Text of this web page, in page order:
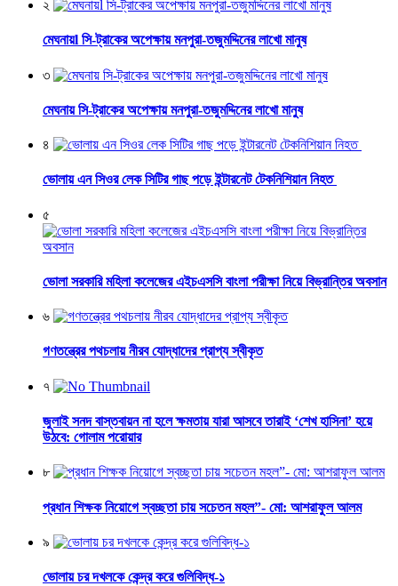
২
মেঘনায়l সি-ট্রাকের অপেক্ষায় মনপুরা-তজুমদ্দিনের লাখো মানুষ
৩
মেঘনায় সি-ট্রাকের অপেক্ষায় মনপুরা-তজুমদ্দিনের লাখো মানুষ
৪
ভোলায় এন সিওর লেক সিটির গাছ পড়ে ইন্টারনেট টেকনিশিয়ান নিহত
৫
ভোলা সরকারি মহিলা কলেজের এইচএসসি বাংলা পরীক্ষা নিয়ে বিভ্রান্তির অবসান
৬
গণতন্ত্রের পথচলায় নীরব যোদ্ধাদের প্রাপ্য স্বীকৃত
৭
জুলাই সনদ বাস্তবায়ন না হলে ক্ষমতায় যারা আসবে তারাই ‘শেখ হাসিনা’ হয়ে
উঠবে: গোলাম পরোয়ার
৮
প্রধান শিক্ষক নিয়োগে স্বচ্ছতা চায় সচেতন মহল”- মো: আশরাফুল আলম
৯
ভোলায় চর দখলকে কেন্দ্র করে গুলিবিদ্ধ-১